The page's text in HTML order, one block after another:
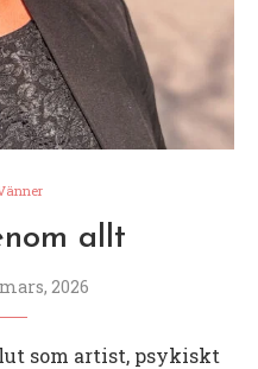
allt
2026
som artist, psykiskt